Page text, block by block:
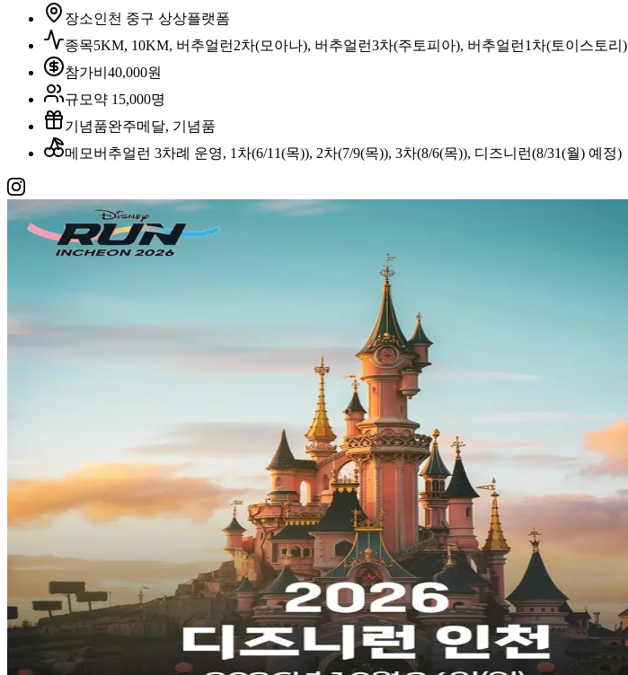
장소인천 중구 상상플랫폼
종목5KM, 10KM, 버추얼런2차(모아나), 버추얼런3차(주토피아), 버추얼런1차(토이스토리)
참가비 40,000원
규모 약 15,000명
기념품완주메달, 기념품
메모 버추얼런 3차례 운영, 1차(6/11(목)), 2차(7/9(목)), 3차(8/6(목)), 디즈니런(8/31(월) 예정)